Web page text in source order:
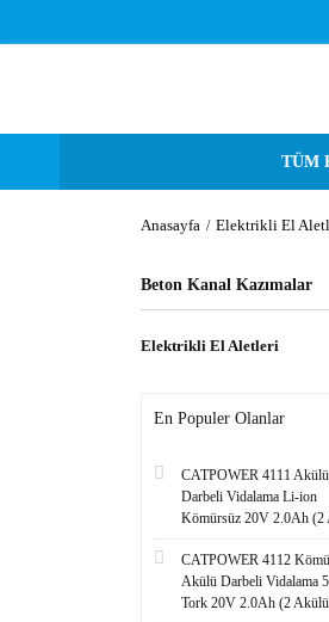
TÜM
Anasayfa Elektrikli El
Beton Kanal Kazımalar
Elektrikli El Aletleri
En Populer Olanlar
CATPOWER 4111 Akülü
Darbeli Vidalama Li-ion
Kömürsüz 20V 2.0Ah (2
CATPOWER 4112
Akülü Darbeli Vidalama
Tork 20V 2.0Ah (2